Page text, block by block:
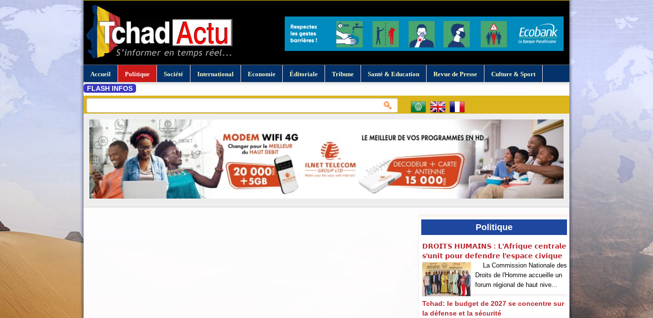
Accueil Politique Société International Economie Éditoriale Tribune Santé & Education Revue de Presse Culture & Sport
FLASH INFOS
Politique
𝗗𝗥𝗢𝗜𝗧𝗦 𝗛𝗨𝗠𝗔𝗜𝗡𝗦 : 𝗟'𝗔𝗳𝗿𝗶𝗾𝘂𝗲 𝗰𝗲𝗻𝘁𝗿𝗮𝗹𝗲
𝘀'𝘂𝗻𝗶𝘁 𝗽𝗼𝘂𝗿 𝗱𝗲𝗳𝗲𝗻𝗱𝗿𝗲 𝗹'𝗲𝘀𝗽𝗮𝗰𝗲 𝗰𝗶𝘃𝗶𝗾𝘂𝗲
La Commission Nationale des
Droits de l'Homme accueille un
forum régional de haut nive...
Tchad: le budget de 2027 se concentre sur
la défense et la sécurité